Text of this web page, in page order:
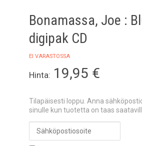
Bonamassa, Joe :
digipak CD
EI VARASTOSSA
Hinta: 19,95 €
Tilapäisesti loppu. Anna
sinulle kun tuotetta on taas